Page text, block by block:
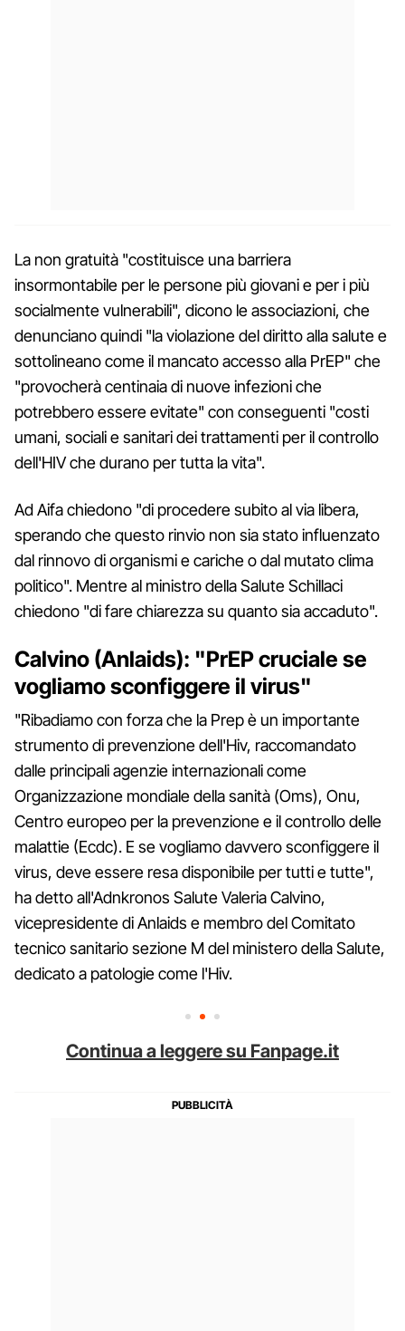
La non gratuità "costituisce una barriera
insormontabile per le persone più giovani e per i più
socialmente vulnerabili", dicono le associazioni, che
denunciano quindi "la violazione del diritto alla salute e
sottolineano come il mancato accesso alla PrEP" che
"provocherà centinaia di nuove infezioni che
potrebbero essere evitate" con conseguenti "costi
umani, sociali e sanitari dei trattamenti per il controllo
dell'HIV che durano per tutta la vita".
Ad Aifa chiedono "di procedere subito al via libera,
sperando che questo rinvio non sia stato influenzato
dal rinnovo di organismi e cariche o dal mutato clima
politico". Mentre al ministro della Salute Schillaci
chiedono "di fare chiarezza su quanto sia accaduto".
Calvino (Anlaids): "PrEP cruciale se
vogliamo sconfiggere il virus"
"Ribadiamo con forza che la Prep è un importante
strumento di prevenzione dell'Hiv, raccomandato
dalle principali agenzie internazionali come
Organizzazione mondiale della sanità (Oms), Onu,
Centro europeo per la prevenzione e il controllo delle
malattie (Ecdc). E se vogliamo davvero sconfiggere il
virus, deve essere resa disponibile per tutti e tutte",
ha detto all'Adnkronos Salute Valeria Calvino,
vicepresidente di Anlaids e membro del Comitato
tecnico sanitario sezione M del ministero della Salute,
dedicato a patologie come l'Hiv.
Continua a leggere su Fanpage.it